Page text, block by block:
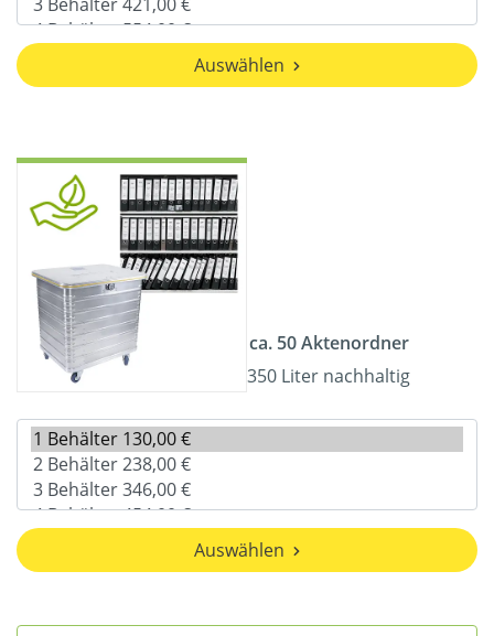
Auswählen
ca. 50 Aktenordner
350 Liter nachhaltig
Auswählen